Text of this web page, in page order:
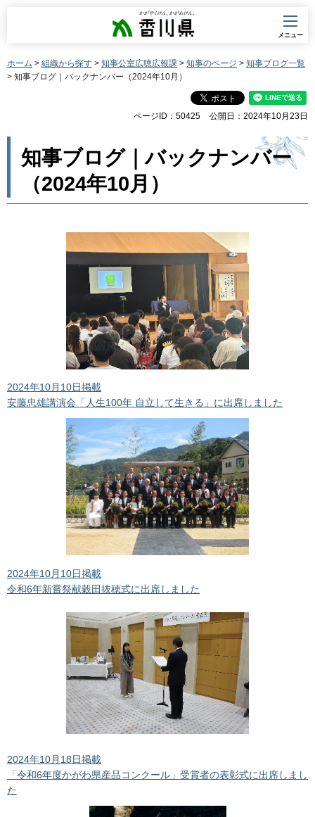
香川県
メニュー
ホーム > 組織から探す > 知事公室広聴広報課 > 知事のページ > 知事ブログ一覧
> 知事ブログ｜バックナンバー（2024年10月）
ページID：50425 公開日：2024年10月23日
知事ブログ｜バックナンバー
（2024年10月）
2024年10月10日掲載
安藤忠雄講演会「人生100年 自立して生きる」に出席しました
2024年10月10日掲載
令和6年新嘗祭献穀田抜穂式に出席しました
2024年10月18日掲載
「令和6年度かがわ県産品コンクール」受賞者の表彰式に出席しまし
た